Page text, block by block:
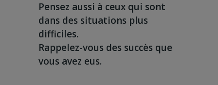
Pensez aussi à ceux qui sont
dans des situations plus
difficiles.
Rappelez-vous des succès que
vous avez eus.